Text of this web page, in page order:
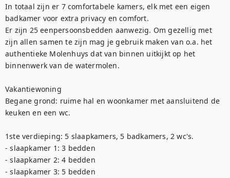
In totaal zijn er 7 comfortabele kamers, elk met een eigen
badkamer voor extra privacy en comfort.
Er zijn 25 eenpersoonsbedden aanwezig. Om gezellig met
zijn allen samen te zijn mag je gebruik maken van o.a. het
authentieke Molenhuys dat van binnen uitkijkt op het
binnenwerk van de watermolen.
Vakantiewoning
Begane grond: ruime hal en woonkamer met aansluitend de
keuken en een wc.
1ste verdieping: 5 slaapkamers, 5 badkamers, 2 wc's.
- slaapkamer 1: 3 bedden
- slaapkamer 2: 4 bedden
- slaapkamer 3: 5 bedden